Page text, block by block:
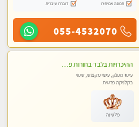
תמונה אמיתית
דוברת עיברית
055-4532070
ההיכרויות בלבד-בחורות פרטיות ברמה גבוהה לקשר דיסקרטי עם תמיכה-לא עיסוי !!!
עיסוי מפנק, עיסוי מקצועי, עיסוי
בקלניקה פרטית
פלטינה